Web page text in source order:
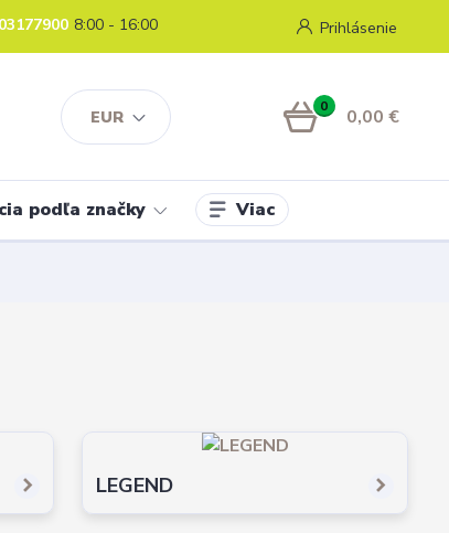
EUR
Prihlásenie
8:00 - 16:00
0 0,00 €
podľa značky Viac
LEGEND